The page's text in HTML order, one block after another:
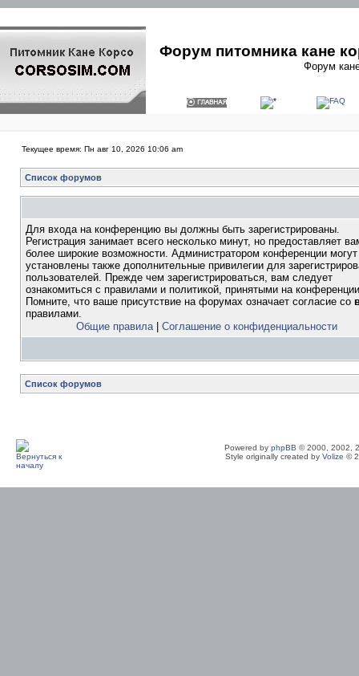
Форум питомника кане
Форум
Текущее время: Пн авг 10, 2026 10:06 am
Список форумов
Для входа на конференцию вы должны быть зарегистрированы.
Регистрация занимает всего несколько минут, но предоставляет
более широкие возможности. Администратором конференции
установлены также дополнительные привилегии для
пользователей. Прежде чем зарегистрироваться, вам следует
ознакомиться с правилами и политикой, принятыми на
Помните, что ваше присутствие на форумах означает согласие со
правилами.
Общие правила| Соглашение о конфиденциальности
Список форумов
Powered by phpBB © 2000, 2002,
Style originally created by Volize ©